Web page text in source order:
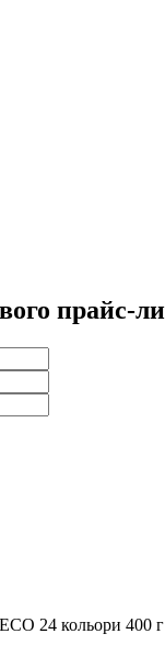
прайс-
24 кольори 400